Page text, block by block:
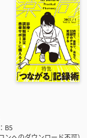
B5